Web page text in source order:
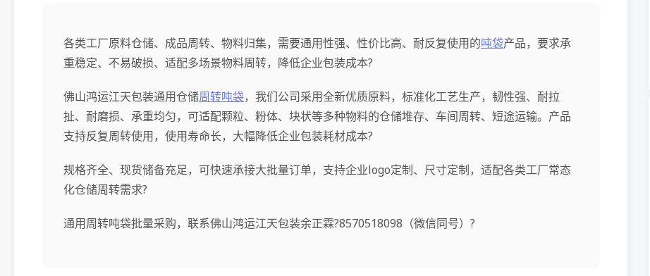
各类工厂原料仓储、成品周转、物料归集，需要通用性强、性价比高、耐反复使用的吨袋产品，要求承
重稳定、不易破损、适配多场景物料周转，降低企业包装成本?
佛山鸿运江天包装通用仓储周转吨袋，我们公司采用全新优质原料，标准化工艺生产，韧性强、耐拉
扯、耐磨损、承重均匀，可适配颗粒、粉体、块状等多种物料的仓储堆存、车间周转、短途运输。产品
支持反复周转使用，使用寿命长，大幅降低企业包装耗材成本?
规格齐全、现货储备充足，可快速承接大批量订单，支持企业logo定制、尺寸定制，适配各类工厂常态
化仓储周转需求?
通用周转吨袋批量采购，联系佛山鸿运江天包装余正霖?8570518098（微信同号）?